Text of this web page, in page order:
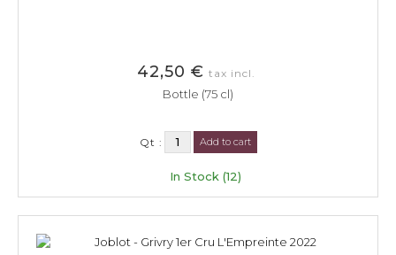
42,50 € tax incl.
Bottle (75 cl)
Qt : Add to cart
In Stock (12)